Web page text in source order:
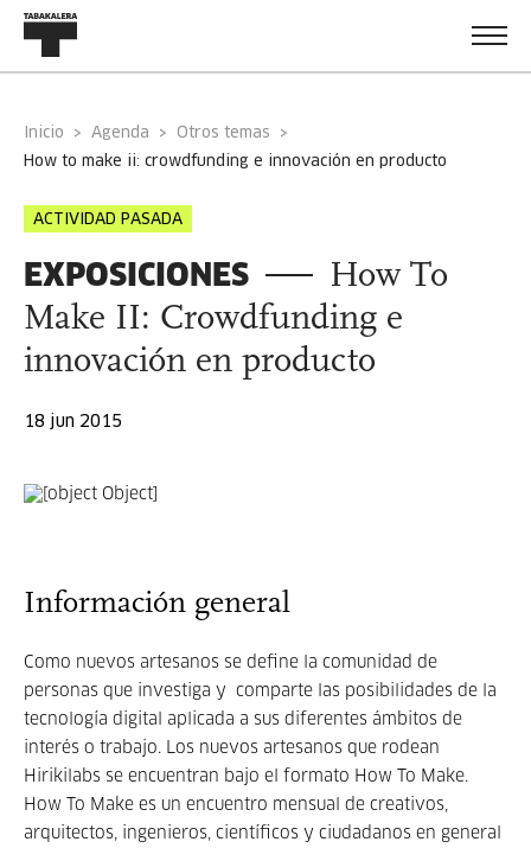
Inicio Agenda
Otros temas
how to make ii: crowdfunding e innovación en producto
ACTIVIDAD PASADA
EXPOSICIONES
How To
Make II: Crowdfunding e
innovación en producto
18 jun 2015
Información general
Como nuevos artesanos se define la comunidad de
personas que investiga y comparte las posibilidades de la
tecnología digital aplicada a sus diferentes ámbitos de
interés o trabajo. Los nuevos artesanos que rodean
Hirikilabs se encuentran bajo el formato How To Make.
How To Make es un encuentro mensual de creativos,
arquitectos, ingenieros, científicos y ciudadanos en general